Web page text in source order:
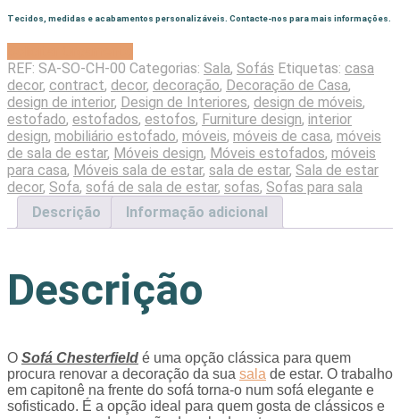
Tecidos, medidas e acabamentos personalizáveis. Contacte-nos para mais informações.
REF: SA-SO-CH-00 Categorias: Sala, Sofás Etiquetas: casa
decor, contract, decor, decoração, Decoração de Casa,
design de interior, Design de Interiores, design de móveis,
estofado, estofados, estofos, Furniture design, interior
design, mobiliário estofado, móveis, móveis de casa, móveis
de sala de estar, Móveis design, Móveis estofados, móveis
para casa, Móveis sala de estar, sala de estar, Sala de estar
decor, Sofa, sofá de sala de estar, sofas, Sofas para sala
Descrição
Informação adicional
Descrição
O Sofá Chesterfield é uma opção clássica para quem
procura renovar a decoração da sua sala de estar. O trabalho
em capitonê na frente do sofá torna-o num sofá elegante e
sofisticado. É a opção ideal para quem gosta de clássicos e